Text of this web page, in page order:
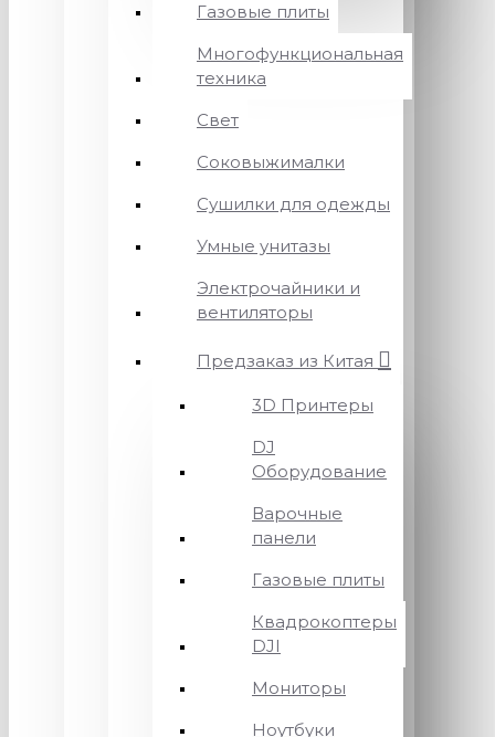
Газовые плиты
Многофункциональная
техника
Свет
Соковыжималки
Сушилки для одежды
Умные унитазы
Электрочайники и
вентиляторы
Предзаказ из Китая
3D Принтеры
DJ
Оборудование
Варочные
панели
Газовые плиты
Квадрокоптеры
DJI
Мониторы
Ноутбуки